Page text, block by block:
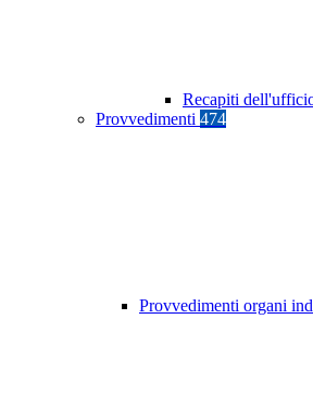
Recapiti
Provvedimenti 474
Provvedimenti organi